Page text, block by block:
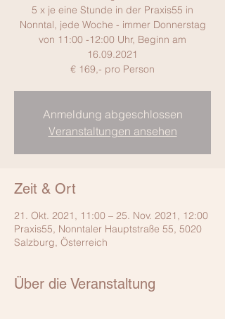
5 x je eine Stunde in der Praxis55 in
Nonntal, jede Woche - immer Donnerstag
von 11:00 -12:00 Uhr, Beginn am
16.09.2021
€ 169,- pro Person
Anmeldung abgeschlossen
Veranstaltungen ansehen
Zeit & Ort
21. Okt. 2021, 11:00 – 25. Nov. 2021, 12:00
Praxis55, Nonntaler Hauptstraße 55, 5020
Salzburg, Österreich
Über die Veranstaltung